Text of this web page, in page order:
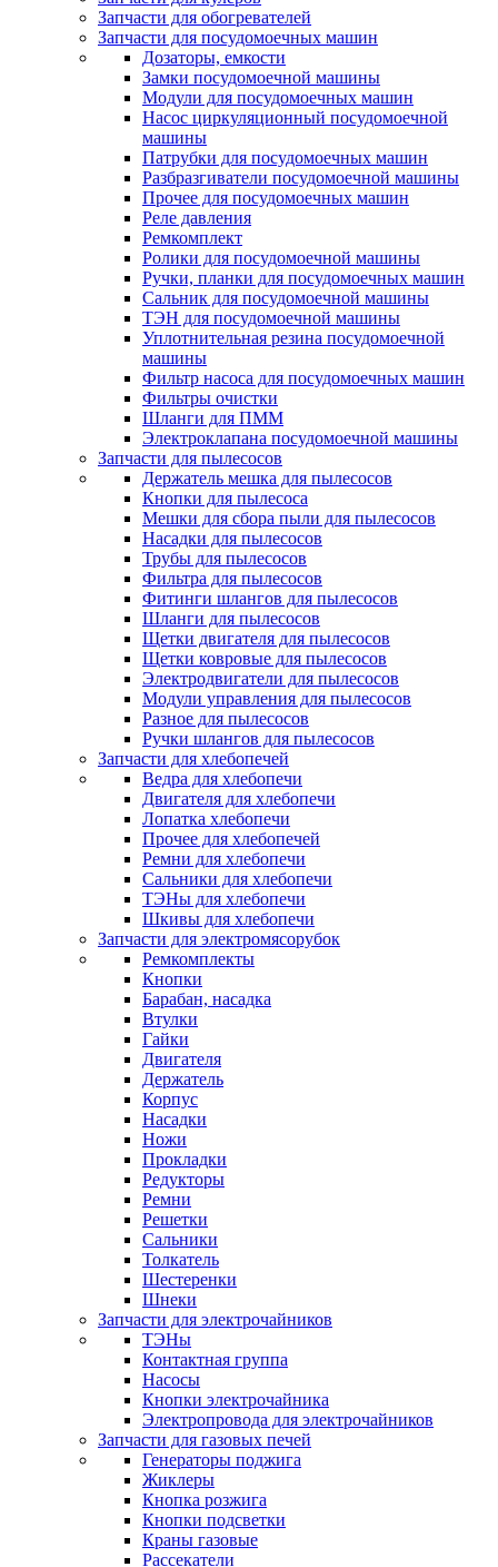
Запчасти для обогревателей
Запчасти для посудомоечных машин
Дозаторы, емкости
Замки посудомоечной машины
Модули для посудомоечных машин
Насос циркуляционный посудомоечной
машины
Патрубки для посудомоечных машин
Разбразгиватели посудомоечной машины
Прочее для посудомоечных машин
Реле давления
Ремкомплект
Ролики для посудомоечной машины
Ручки, планки для посудомоечных машин
Сальник для посудомоечной машины
ТЭН для посудомоечной машины
Уплотнительная резина посудомоечной
машины
Фильтр насоса для посудомоечных машин
Фильтры очистки
Шланги для ПММ
Электроклапана посудомоечной машины
Запчасти для пылесосов
Держатель мешка для пылесосов
Кнопки для пылесоса
Мешки для сбора пыли для пылесосов
Насадки для пылесосов
Трубы для пылесосов
Фильтра для пылесосов
Фитинги шлангов для пылесосов
Шланги для пылесосов
Щетки двигателя для пылесосов
Щетки ковровые для пылесосов
Электродвигатели для пылесосов
Модули управления для пылесосов
Разное для пылесосов
Ручки шлангов для пылесосов
Запчасти для хлебопечей
Ведра для хлебопечи
Двигателя для хлебопечи
Лопатка хлебопечи
Прочее для хлебопечей
Ремни для хлебопечи
Сальники для хлебопечи
ТЭНы для хлебопечи
Шкивы для хлебопечи
Запчасти для электромясорубок
Ремкомплекты
Кнопки
Барабан, насадка
Втулки
Гайки
Двигателя
Держатель
Корпус
Насадки
Ножи
Прокладки
Редукторы
Ремни
Решетки
Сальники
Толкатель
Шестеренки
Шнеки
Запчасти для электрочайников
ТЭНы
Контактная группа
Насосы
Кнопки электрочайника
Электропровода для электрочайников
Запчасти для газовых печей
Генераторы поджига
Жиклеры
Кнопка розжига
Кнопки подсветки
Краны газовые
Рассекатели